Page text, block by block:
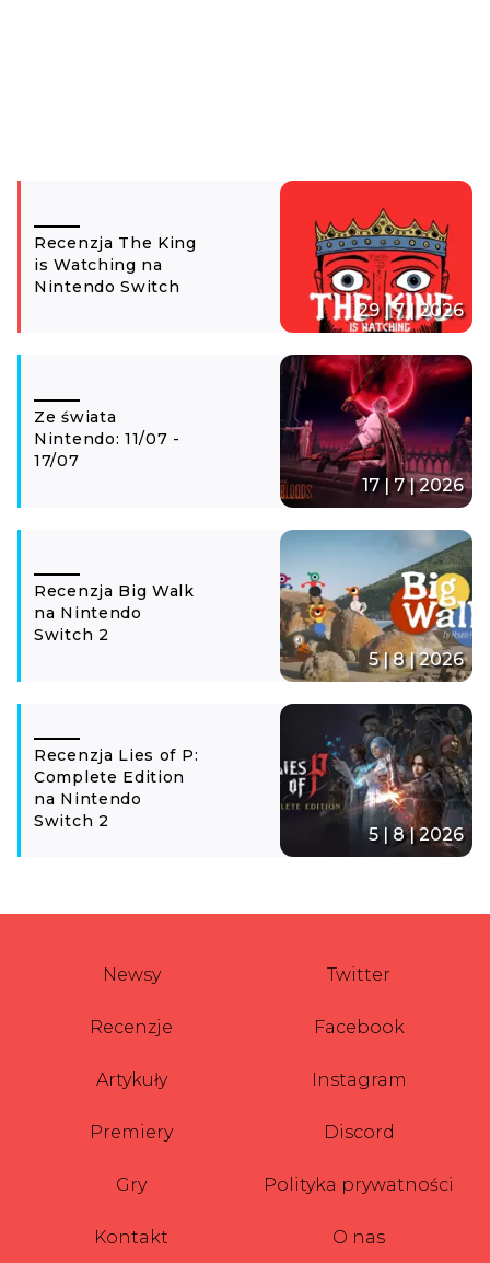
Recenzja The King
is Watching na
Nintendo Switch
29 | 7 | 2026
Ze świata
Nintendo: 11/07 -
17/07
17 | 7 | 2026
Recenzja Big Walk
na Nintendo
Switch 2
5 | 8 | 2026
Recenzja Lies of P:
Complete Edition
na Nintendo
Switch 2
5 | 8 | 2026
Newsy
Recenzje
Artykuły
Premiery
Gry
Kontakt
Twitter
Facebook
Instagram
Discord
Polityka prywatności
O nas